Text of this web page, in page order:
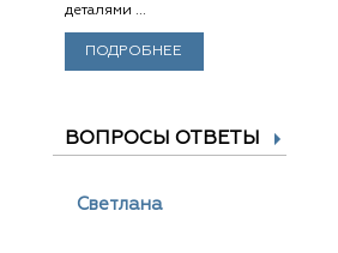
деталями ...
ПОДРОБНЕЕ
ВОПРОСЫ ОТВЕТЫ
Светлана